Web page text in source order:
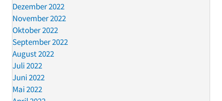
Dezember 2022
November 2022
Oktober 2022
September 2022
August 2022
Juli 2022
Juni 2022
Mai 2022